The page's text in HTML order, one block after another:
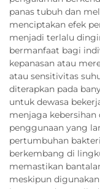
panas tubuh dan
menciptakan efek
menjadi terlalu
bermanfaat bagi
kepanasan atau
atau sensitivitas
diterapkan pada
untuk dewasa
menjaga kebersihan
penggunaan yang
pertumbuhan
berkembang di
memastikan
meskipun